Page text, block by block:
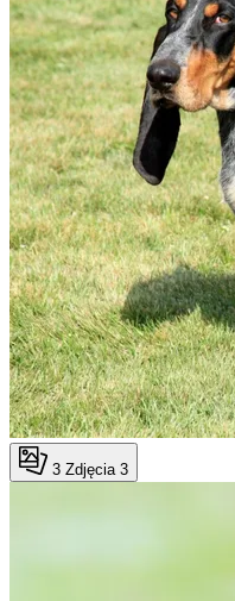
3 Zdjęcia 3